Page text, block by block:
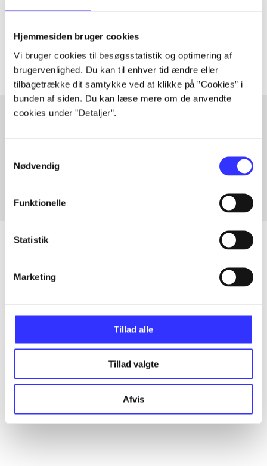
Hjemmesiden bruger cookies
Vi bruger cookies til besøgsstatistik og optimering af
brugervenlighed. Du kan til enhver tid ændre eller
tilbagetrække dit samtykke ved at klikke på ”Cookies” i
bunden af siden. Du kan læse mere om de anvendte
cookies under ”Detaljer”.
Nødvendig
Funktionelle
Statistik
Marketing
Tillad alle
Tillad valgte
Afvis
Artiklerne i handler ofte om
Fra
Artikler